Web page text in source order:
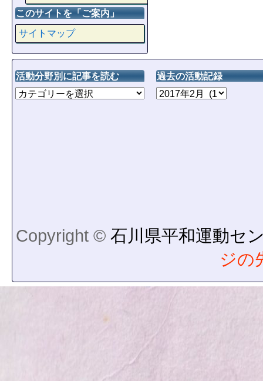
このサイトを「ご案内」
サイトマップ
活動分野別に記事を読む 過去の活動記録
Copyright © 石川県平和運動セ
ジの